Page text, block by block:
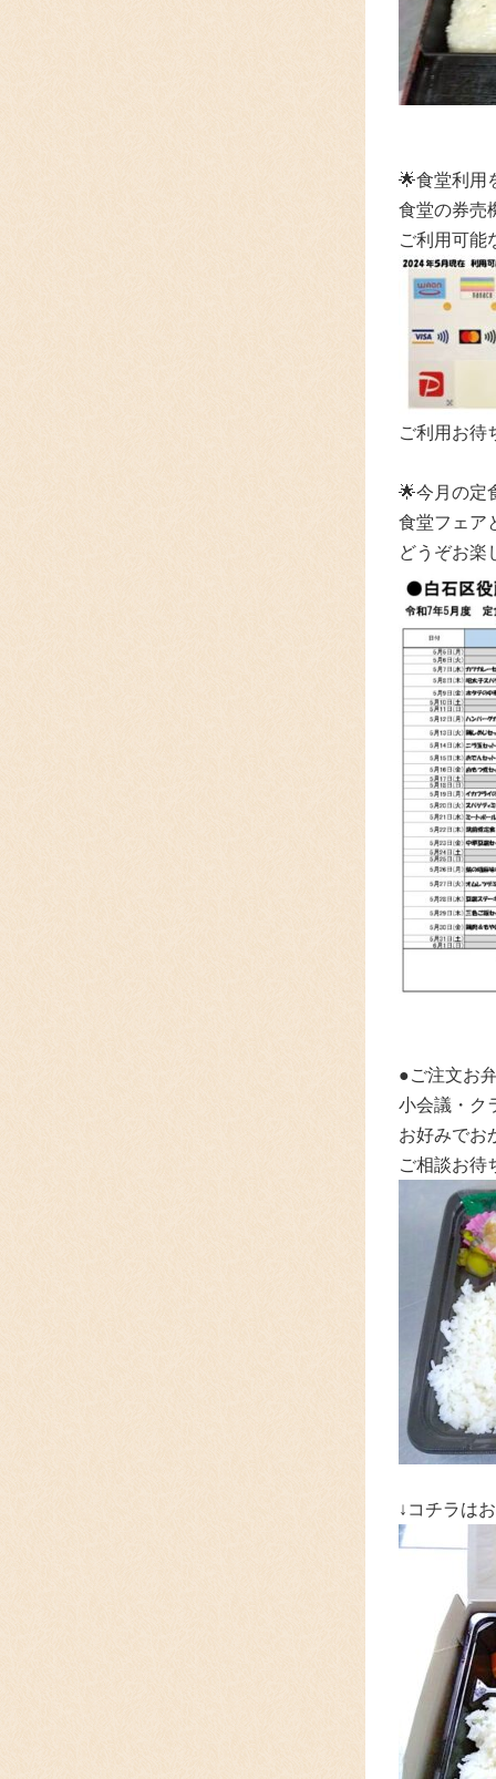
🌟食堂利用
食堂の券売
ご利用可能
ご利用お待
🌟今月の定
食堂フェア
どうぞお
●ご注文お
小会議・ク
お好みでお
ご相談お待
↓コチラは